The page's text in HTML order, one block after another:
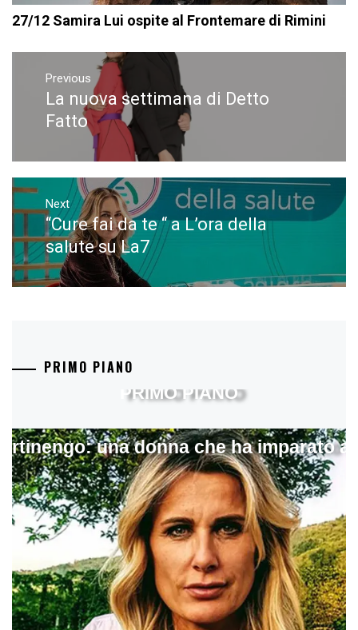
27/12 Samira Lui ospite al Frontemare di Rimini
Navigazione
articoli
Previous
Previous
post:
La nuova settimana di Detto
Fatto
Next
Next
post:
“Cure fai da te “ a L’ora della
salute su La7
PRIMO PIANO
una donna che ha imparato a
PRIMO PIANO